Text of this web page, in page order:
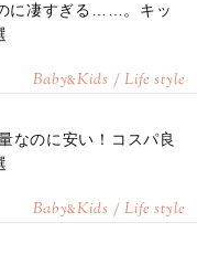
に凄すぎる……。キッ
Baby&Kids / Life style
なのに安い！コスパ良
Baby&Kids / Life style